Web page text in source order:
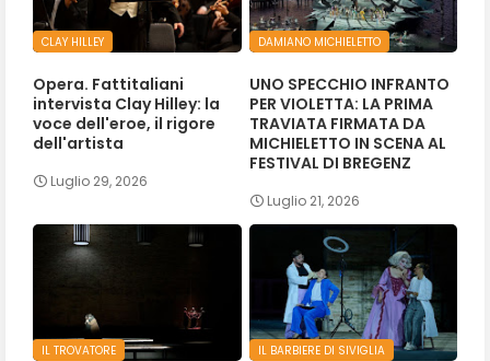
CLAY HILLEY
Opera. Fattitaliani
intervista Clay Hilley: la
voce dell'eroe, il rigore
dell'artista
Luglio 29, 2026
DAMIANO MICHIELETTO
UNO SPECCHIO INFRANTO
PER VIOLETTA: LA PRIMA
TRAVIATA FIRMATA DA
MICHIELETTO IN SCENA AL
FESTIVAL DI BREGENZ
Luglio 21, 2026
IL TROVATORE IL BARBIERE DI SIVIGLIA